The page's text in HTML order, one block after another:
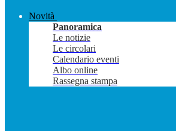
Novità
Panoramica
Le notizie
Le circolari
Calendario eventi
Albo online
Rassegna stampa